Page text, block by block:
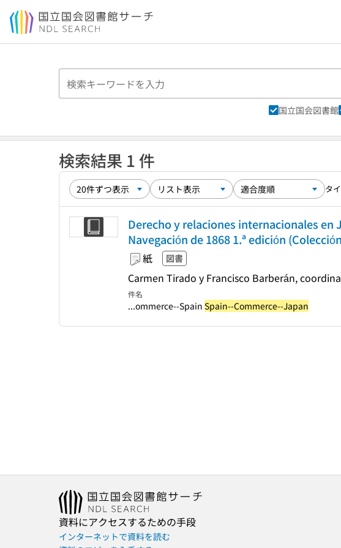
本文へ移動
国立国会図書館
検索結果 1 件
タ
Derecho y relaciones internacionales en
Navegación de 1868 1.ª edición
紙 図書
Carmen Tirado y Francisco Barberán,
件名
...ommerce--Spain Spain--Commerce--Japan
資料にアクセスするための手段
インターネットで資料を読む